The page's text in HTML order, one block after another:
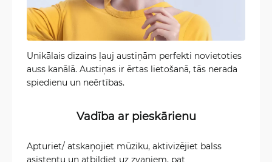
Unikālais dizains ļauj austiņām perfekti novietoties
auss kanālā. Austiņas ir ērtas lietošanā, tās nerada
spiedienu un neērtības.
Vadība ar pieskārienu
Apturiet/ atskaņojiet mūziku, aktivizējiet balss
asistentu un atbildiet uz zvaniem, pat